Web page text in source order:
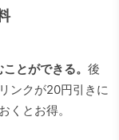
とができる。 後
ンクが20円引きに
くとお得。